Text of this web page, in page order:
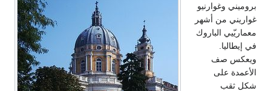
بروميني وغوارنيو
غواريني من أشهر
معماريّيي الباروك
في إيطاليا.
ويعكس صف
الأعمدة على
شكل ثقب